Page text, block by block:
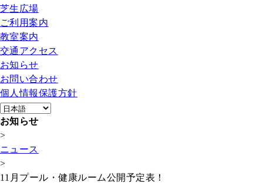
芝生広場
ご利用案内
教室案内
交通アクセス
お知らせ
お問い合わせ
個人情報保護方針
お知らせ
>
ニュース
>
11月プール・健康ルーム公開予定表！